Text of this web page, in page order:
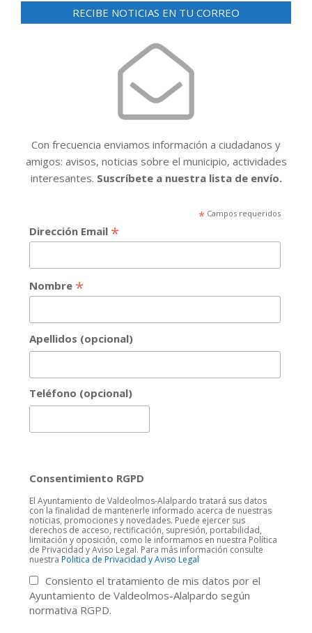
RECIBE NOTICIAS EN TU CORREO
Con frecuencia enviamos información a ciudadanos y
amigos: avisos, noticias sobre el municipio, actividades
interesantes. Suscríbete a nuestra lista de envío.
*Campos requeridos
Dirección Email *
Nombre *
Apellidos (opcional)
Teléfono (opcional)
Consentimiento RGPD
El Ayuntamiento de Valdeolmos-Alalpardo tratará sus datos
con la finalidad de mantenerle informado acerca de nuestras
noticias, promociones y novedades. Puede ejercer sus
derechos de acceso, rectificación, supresión, portabilidad,
limitación y oposición, como le informamos en nuestra Política
de Privacidad y Aviso Legal. Para más información consulte
nuestra Politica de Privacidad y Aviso Legal
Consiento el tratamiento de mis datos por el
Ayuntamiento de Valdeolmos-Alalpardo según
normativa RGPD.